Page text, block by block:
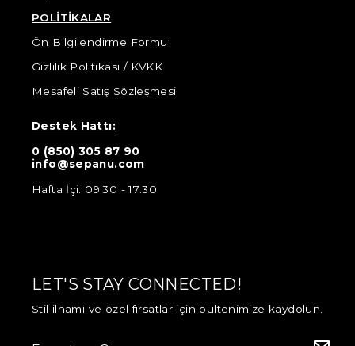
POLİTİKALAR
Ön Bilgilendirme Formu
Gizlilik Politikası / KVKK
Mesafeli Satış Sözleşmesi
Destek Hattı:
0 (850) 305 87 90
info@sepanu.com
Hafta İçi: 09:30 - 17:30
LET'S STAY CONNECTED!
Stil ilhamı ve özel fırsatlar için bültenimize kaydolun.